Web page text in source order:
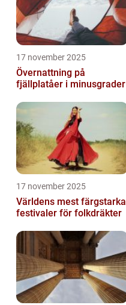
17 november 2025
Övernattning på
fjällplatåer i minusgrader
17 november 2025
Världens mest färgstarka
festivaler för folkdräkter